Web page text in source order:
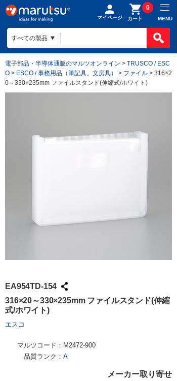
マイページ カート
0
MENU
電子部品・半導体通販のマルツオンライン > TRUSCO / ESC
O > ESCO / 事務用品（筆記具、文房具） > ファイル > 316×2
0～330×235mm ファイルスタンド(伸縮式/ホワイト)
EA954TD-154
316×20～330×235mm ファイルスタンド(伸縮
式/ホワイト)
エスコ
マルツコード： M2472-900
品質ランク： A
メーカー取り寄せ